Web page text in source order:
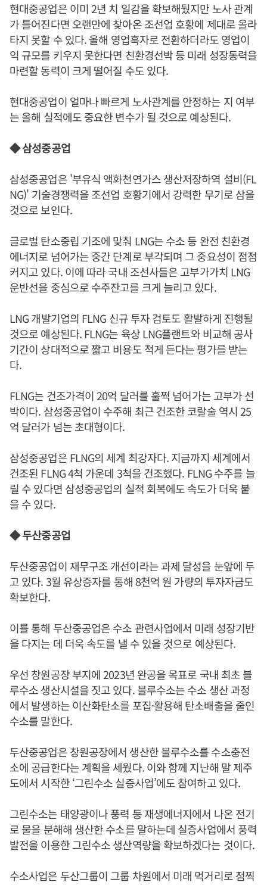
현대중공업은 이미 2년 치 일감을 확보해뒀지만 노사 관계
가 틀어진다면 오랜만에 찾아온 조선업 호황에 제대로 올라
타지 못할 수 있다. 올해 영업흑자로 전환하더라도 영업이
익 규모를 키우지 못한다면 친환경선박 등 미래 성장동력을
마련할 동력이 크게 떨어질 수도 있다.
현대중공업이 얼마나 빠르게 노사관계를 안정하는 지 여부
는 올해 실적에도 중요한 변수가 될 것으로 예상된다.
◆ 삼성중공업
삼성중공업은 '부유식 액화천연가스 생산저장하역 설비(FL
NG)' 기술경쟁력을 조선업 호황기에서 강력한 무기로 삼을
것으로 보인다.
글로벌 탄소중립 기조에 맞춰 LNG는 수소 등 완전 친환경
에너지로 넘어가는 중간 단계로 부각되며 그 중요성이 점점
커지고 있다. 이에 따라 국내 조선사들은 고부가가치 LNG
운반선을 중심으로 수주잔고를 크게 늘리고 있다.
LNG 개발기업의 FLNG 신규 투자 검토도 활발하게 진행될
것으로 예상된다. FLNG는 육상 LNG플랜트와 비교해 공사
기간이 상대적으로 짧고 비용도 적게 든다는 평가를 받는
다.
FLNG는 건조가격이 20억 달러를 훌쩍 넘어가는 고부가 선
박이다. 삼성중공업이 수주해 최근 건조한 코랄술 역시 25
억 달러가 넘는 초대형이다.
삼성중공업은 FLNG의 세계 최강자다. 지금까지 세계에서
건조된 FLNG 4척 가운데 3척을 건조했다. FLNG 수주를 늘
릴 수 있다면 삼성중공업의 실적 회복에도 속도가 더욱 붙
을 수 있다.
◆ 두산중공업
두산중공업이 재무구조 개선이라는 과제 달성을 눈앞에 두
고 있다. 3월 유상증자를 통해 8천억 원 가량의 투자자금도
확보한다.
이를 통해 두산중공업은 수소 관련사업에서 미래 성장기반
을 다지는 데 더욱 속도를 낼 수 있을 것으로 예상된다.
우선 창원공장 부지에 2023년 완공을 목표로 국내 최초 블
루수소 생산시설을 짓고 있다. 블루수소는 수소 생산 과정
에서 발생하는 이산화탄소를 포집·활용해 탄소배출을 줄인
수소를 말한다.
두산중공업은 창원공장에서 생산한 블루수소를 수소충전
소에 공급한다는 계획을 세웠다. 이와 함께 지난해 말 제주
도에서 시작한 ‘그린수소 실증사업’에도 참여하고 있다.
그린수소는 태양광이나 풍력 등 재생에너지에서 나온 전기
로 물을 분해해 생산한 수소를 말하는데 실증사업에서 풍력
발전을 이용한 그린수소 생산역량을 확보하겠다는 것이다.
수소사업은 두산그룹이 그룹 차원에서 미래 먹거리로 점찍